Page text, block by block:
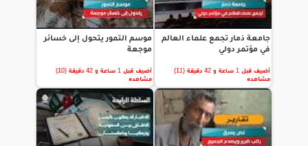
جامعة ذمار تجمع علماء العالم
في مؤتمر دولي
أضيف قبل 1 ساعة و 42 دقيقة (11)
مشاهده
موسم التمور يتحول إلى خسائر
موجعة
أضيف قبل 1 ساعة و 42 دقيقة (10)
مشاهده